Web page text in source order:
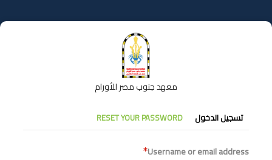
إلى
المحتوى
معهد جنوب مصر للأورام
التبويبات
الأساسية
تسجيل الدخول RESET YOUR PASSWORD
Username or email address